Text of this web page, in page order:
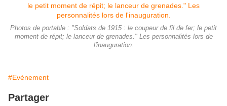
Photos de portable : "Soldats de 1915 : le coupeur de fil de fer; le petit
moment de répit; le lanceur de grenades." Les personnalités lors de
l'inauguration.
#Evénement
Partager